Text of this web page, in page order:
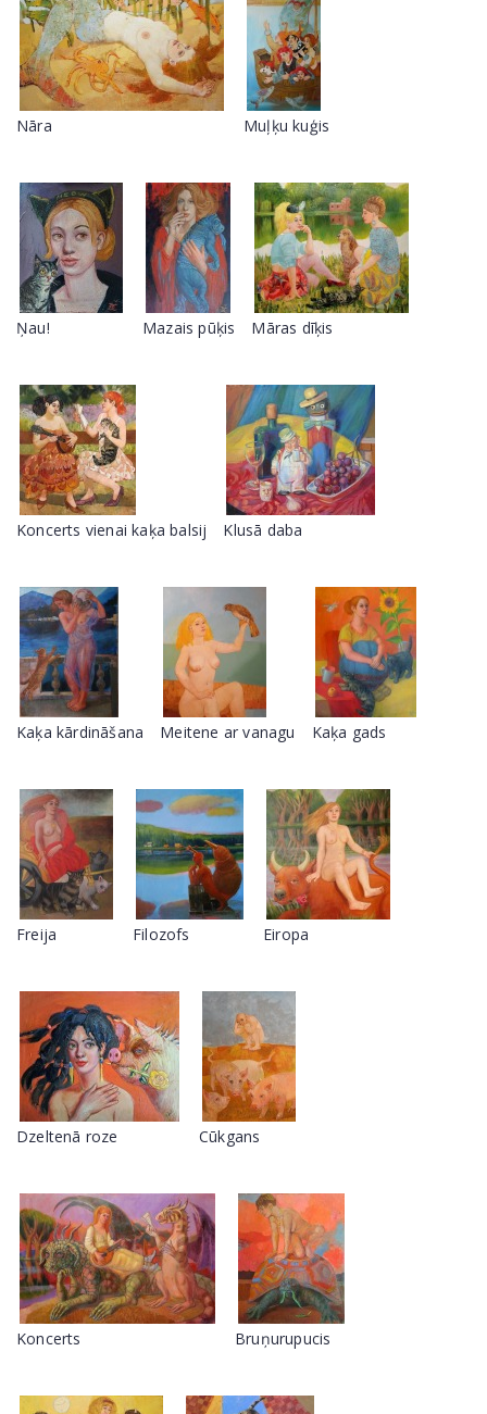
Nāra Muļķu kuģis
Ņau! Mazais pūķis Māras dīķis
Koncerts vienai kaķa balsij Klusā daba
Kaķa kārdināšana Meitene ar vanagu Kaķa gads
Freija Filozofs Eiropa
Dzeltenā roze Cūkgans
Koncerts Bruņurupucis